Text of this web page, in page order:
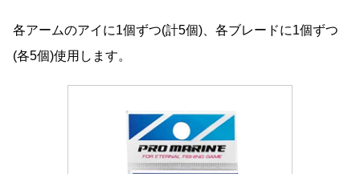
各アームのアイに1個ずつ(計5個)、各ブレードに1個ずつ
(各5個)使用します。